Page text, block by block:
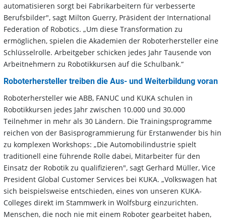
automatisieren sorgt bei Fabrikarbeitern für verbesserte
Berufsbilder", sagt Milton Guerry, Präsident der International
Federation of Robotics. „Um diese Transformation zu
ermöglichen, spielen die Akademien der Roboterhersteller eine
Schlüsselrolle. Arbeitgeber schicken jedes Jahr Tausende von
Arbeitnehmern zu Robotikkursen auf die Schulbank.“
Roboterhersteller treiben die Aus- und Weiterbildung voran
Roboterhersteller wie ABB, FANUC und KUKA schulen in
Robotikkursen jedes Jahr zwischen 10.000 und 30.000
Teilnehmer in mehr als 30 Ländern. Die Trainingsprogramme
reichen von der Basisprogrammierung für Erstanwender bis hin
zu komplexen Workshops: „Die Automobilindustrie spielt
traditionell eine führende Rolle dabei, Mitarbeiter für den
Einsatz der Robotik zu qualifizieren", sagt Gerhard Müller, Vice
President Global Customer Services bei KUKA. „Volkswagen hat
sich beispielsweise entschieden, eines von unseren KUKA-
Colleges direkt im Stammwerk in Wolfsburg einzurichten.
Menschen, die noch nie mit einem Roboter gearbeitet haben,